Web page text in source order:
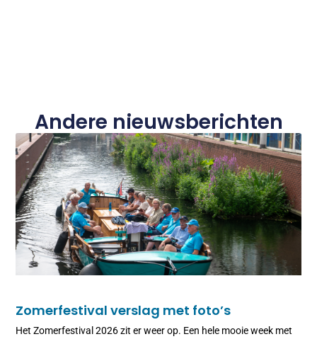
Andere nieuwsberichten
Zomerfestival verslag met foto’s
Het Zomerfestival 2026 zit er weer op. Een hele mooie week met